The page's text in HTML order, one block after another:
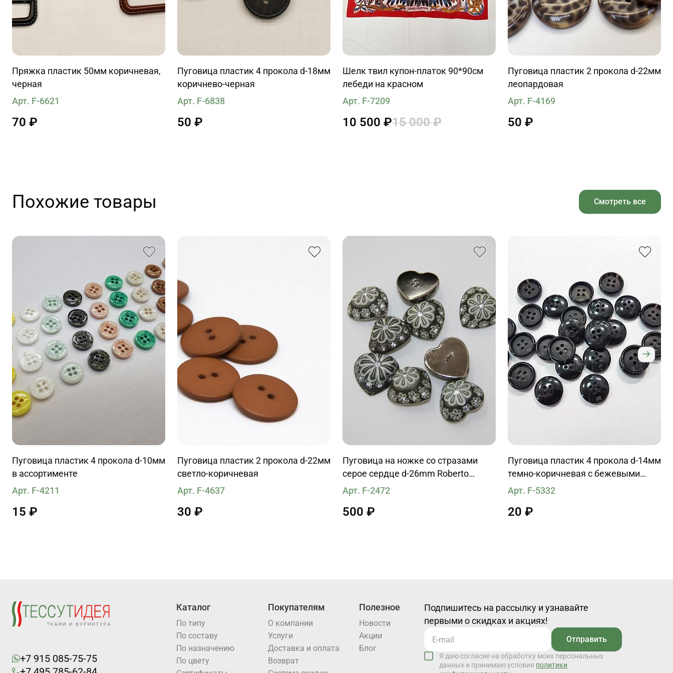
Пряжка пластик 50мм коричневая,
черная
Арт. F-6621
70 ₽
Пуговица пластик 4 прокола d-18мм
коричнево-черная
Арт. F-6838
50 ₽
Шелк твил купон-платок 90*90см
лебеди на красном
Арт. F-7209
10 500 ₽15 000 ₽
Пуговица пластик 2 прокола d-22мм
леопардовая
Арт. F-4169
50 ₽
Похожие товары Смотреть все
Пуговица пластик 4 прокола d-10мм
в ассортименте
Арт. F-4211
15 ₽
Пуговица пластик 2 прокола d-22мм
светло-коричневая
Арт. F-4637
30 ₽
Пуговица на ножке со стразами
серое сердце d-26mm Roberto
Cavalli
Арт. F-2472
500 ₽
Пуговица пластик 4 прокола d-14мм
темно-коричневая с бежевыми
вкраплениями
Арт. F-5332
20 ₽
+7 915 085-75-75
Каталог
По типу
По составу
По назначению
По цвету
Покупателям
О компании
Услуги
Доставка и оплата
Возврат
Полезное
Новости
Акции
Блог
Подпишитесь на рассылку и узнавайте
первыми о скидках и акциях!
Отправить
Я даю согласие на обработку моих персональных
данных и принимаю условия политики